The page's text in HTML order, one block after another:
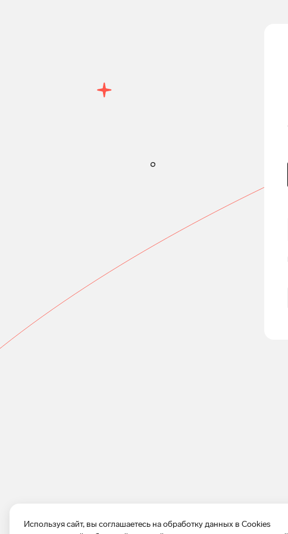
Используя сайт, вы соглашаетесь на обработку данных в Cookies